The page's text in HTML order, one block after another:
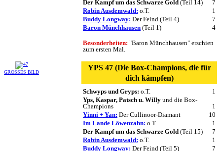
Der Kampf um das Schwarze Gold (Teil 14)
7
Robin Ausdemwald: o.T.
1
Buddy Longway: Der Feind (Teil 4)
7
Baron Münchhausen (Teil 1) 4
Besonderheiten: "Baron Münchhausen" erschien
zum ersten Mal.
GROSSES BILD
YPS 47 (Die Box-Champions, die für
dich kämpfen)
Schwyps und Gryps: o.T.
1
Yps, Kaspar, Patsch u. Willy und die Box-
Champions
1
Yinni + Yan: Der Cullinoor-Diamant
10
Im Lande Löwenzahn: o.T.
1
Der Kampf um das Schwarze Gold (Teil 15)
7
Robin Ausdemwald: o.T.
1
Buddy Longway: Der Feind (Teil 5)
7